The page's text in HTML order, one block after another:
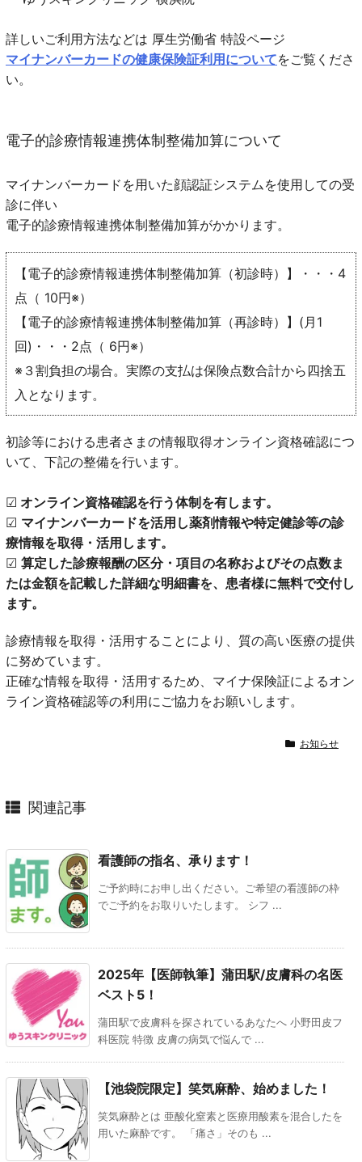
詳しいご利用方法などは 厚生労働省 特設ページ
マイナンバーカードの健康保険証利用についてをご覧くださ
い。
電子的診療情報連携体制整備加算について
マイナンバーカードを用いた顔認証システムを使用しての受
診に伴い
電子的診療情報連携体制整備加算がかかります。
【電子的診療情報連携体制整備加算（初診時）】・・・4
点（ 10円※）
【電子的診療情報連携体制整備加算（再診時）】(月1
回)・・・2点（ 6円※）
※３割負担の場合。実際の支払は保険点数合計から四捨五
入となります。
初診等における患者さまの情報取得オンライン資格確認につ
いて、下記の整備を行います。
☑ オンライン資格確認を行う体制を有します。
☑ マイナンバーカードを活用し薬剤情報や特定健診等の診
療情報を取得・活用します。
☑ 算定した診療報酬の区分・項目の名称およびその点数ま
たは金額を記載した詳細な明細書を、患者様に無料で交付し
ます。
診療情報を取得・活用することにより、質の高い医療の提供
に努めています。
正確な情報を取得・活用するため、マイナ保険証によるオン
ライン資格確認等の利用にご協力をお願いします。
お知らせ
関連記事
看護師の指名、承ります！
ご予約時にお申し出ください。ご希望の看護師の枠
でご予約をお取りいたします。 シフ ...
2025年【医師執筆】蒲田駅/皮膚科の名医
ベスト5！
蒲田駅で皮膚科を探されているあなたへ 小野田皮フ
科医院 特徴 皮膚の病気で悩んで ...
【池袋院限定】笑気麻酔、始めました！
笑気麻酔とは 亜酸化窒素と医療用酸素を混合したを
用いた麻酔です。 「痛さ」そのも ...